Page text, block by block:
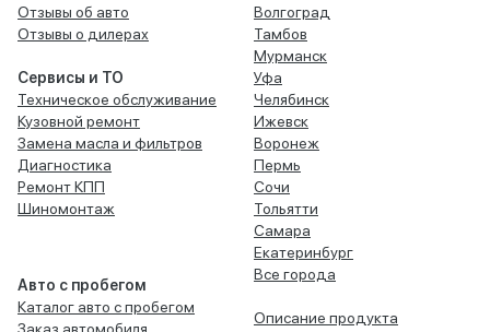
Отзывы об авто
Отзывы о дилерах
Сервисы и ТО
Техническое обслуживание
Кузовной ремонт
Замена масла и фильтров
Диагностика
Ремонт КПП
Шиномонтаж
Авто с пробегом
Каталог авто с пробегом
Волгоград
Тамбов
Мурманск
Уфа
Челябинск
Ижевск
Воронеж
Пермь
Сочи
Тольятти
Самара
Екатеринбург
Все города
Описание продукта